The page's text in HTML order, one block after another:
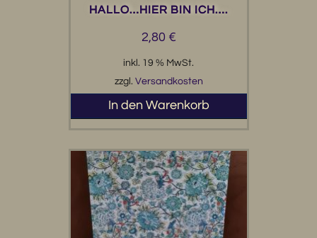
HALLO…HIER BIN ICH….
2,80 €
inkl. 19 % MwSt.
zzgl. Versandkosten
In den Warenkorb